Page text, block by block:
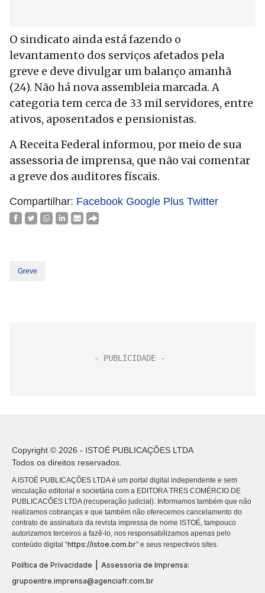
O sindicato ainda está fazendo o
levantamento dos serviços afetados pela
greve e deve divulgar um balanço amanhã
(24). Não há nova assembleia marcada. A
categoria tem cerca de 33 mil servidores, entre
ativos, aposentados e pensionistas.
A Receita Federal informou, por meio de sua
assessoria de imprensa, que não vai comentar
a greve dos auditores fiscais.
Compartilhar: Facebook Google Plus Twitter
Greve
Copyright © 2026 - ISTOÉ PUBLICAÇÕES LTDA
Todos os direitos reservados.
A ISTOÉ PUBLICAÇÕES LTDA é um portal digital independente e sem
vinculação editorial e societária com a EDITORA TRES COMÉRCIO DE
PUBLICACÕES LTDA (recuperação judicial). Informamos também que não
realizamos cobranças e que também não oferecemos cancelamento do
contrato de assinatura da revista impressa de nome ISTOÉ, tampouco
autorizamos terceiros a fazê-lo, nos responsabilizamos apenas pelo
conteúdo digital “https://istoe.com.br” e seus respectivos sites.
Política de Privacidade | Assessoria de Imprensa:
grupoentre.imprensa@agenciafr.com.br